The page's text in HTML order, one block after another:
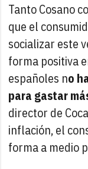
Tanto Cosano
que el
socializar este
forma positiva
españoles no
para gastar
director de
inflación, el
forma a medio